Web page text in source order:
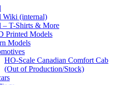
Wiki (internal)
– T-Shirts & More
Printed Models
Models
HO-Scale Canadian Comfort Cab
(Out of Production/Stock)